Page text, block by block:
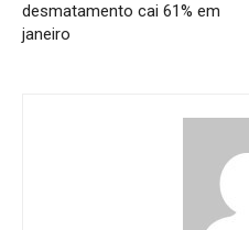
desmatamento cai 61% em
janeiro